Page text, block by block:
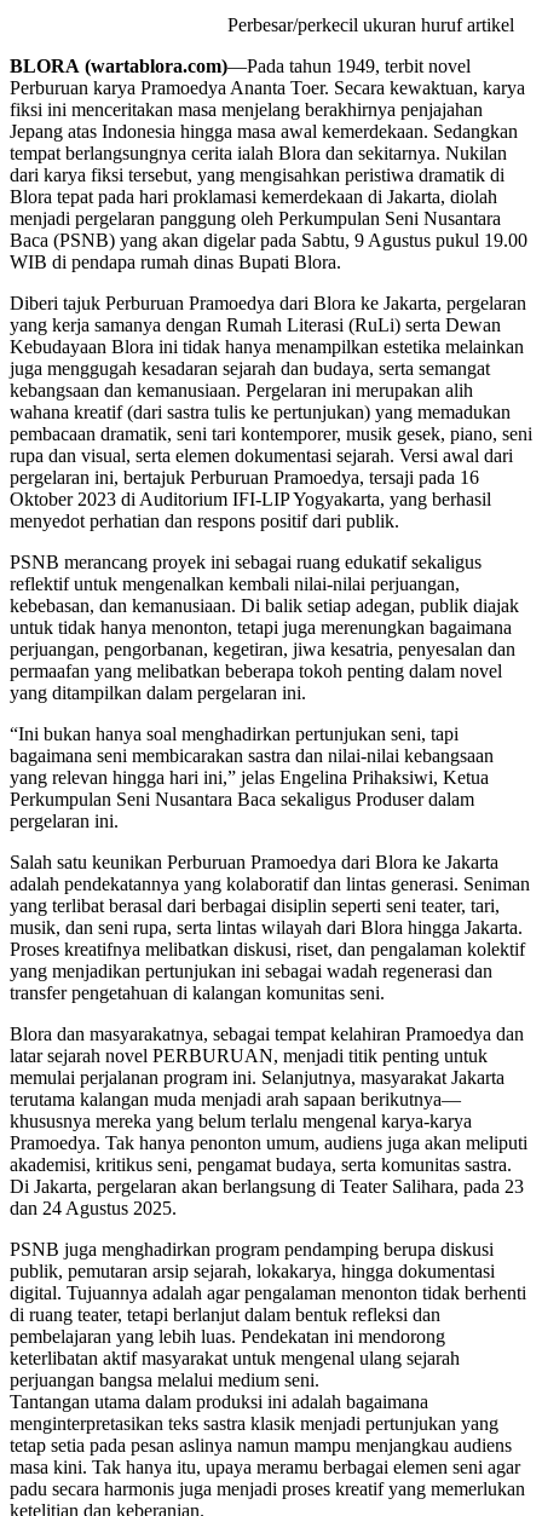
Perbesar/perkecil ukuran huruf artikel
BLORA (wartablora.com)—Pada tahun 1949, terbit novel
Perburuan karya Pramoedya Ananta Toer. Secara kewaktuan, karya
fiksi ini menceritakan masa menjelang berakhirnya penjajahan
Jepang atas Indonesia hingga masa awal kemerdekaan. Sedangkan
tempat berlangsungnya cerita ialah Blora dan sekitarnya. Nukilan
dari karya fiksi tersebut, yang mengisahkan peristiwa dramatik di
Blora tepat pada hari proklamasi kemerdekaan di Jakarta, diolah
menjadi pergelaran panggung oleh Perkumpulan Seni Nusantara
Baca (PSNB) yang akan digelar pada Sabtu, 9 Agustus pukul 19.00
WIB di pendapa rumah dinas Bupati Blora.
Diberi tajuk Perburuan Pramoedya dari Blora ke Jakarta, pergelaran
yang kerja samanya dengan Rumah Literasi (RuLi) serta Dewan
Kebudayaan Blora ini tidak hanya menampilkan estetika melainkan
juga menggugah kesadaran sejarah dan budaya, serta semangat
kebangsaan dan kemanusiaan. Pergelaran ini merupakan alih
wahana kreatif (dari sastra tulis ke pertunjukan) yang memadukan
pembacaan dramatik, seni tari kontemporer, musik gesek, piano, seni
rupa dan visual, serta elemen dokumentasi sejarah. Versi awal dari
pergelaran ini, bertajuk Perburuan Pramoedya, tersaji pada 16
Oktober 2023 di Auditorium IFI-LIP Yogyakarta, yang berhasil
menyedot perhatian dan respons positif dari publik.
PSNB merancang proyek ini sebagai ruang edukatif sekaligus
reflektif untuk mengenalkan kembali nilai-nilai perjuangan,
kebebasan, dan kemanusiaan. Di balik setiap adegan, publik diajak
untuk tidak hanya menonton, tetapi juga merenungkan bagaimana
perjuangan, pengorbanan, kegetiran, jiwa kesatria, penyesalan dan
permaafan yang melibatkan beberapa tokoh penting dalam novel
yang ditampilkan dalam pergelaran ini.
“Ini bukan hanya soal menghadirkan pertunjukan seni, tapi
bagaimana seni membicarakan sastra dan nilai-nilai kebangsaan
yang relevan hingga hari ini,” jelas Engelina Prihaksiwi, Ketua
Perkumpulan Seni Nusantara Baca sekaligus Produser dalam
pergelaran ini.
Salah satu keunikan Perburuan Pramoedya dari Blora ke Jakarta
adalah pendekatannya yang kolaboratif dan lintas generasi. Seniman
yang terlibat berasal dari berbagai disiplin seperti seni teater, tari,
musik, dan seni rupa, serta lintas wilayah dari Blora hingga Jakarta.
Proses kreatifnya melibatkan diskusi, riset, dan pengalaman kolektif
yang menjadikan pertunjukan ini sebagai wadah regenerasi dan
transfer pengetahuan di kalangan komunitas seni.
Blora dan masyarakatnya, sebagai tempat kelahiran Pramoedya dan
latar sejarah novel PERBURUAN, menjadi titik penting untuk
memulai perjalanan program ini. Selanjutnya, masyarakat Jakarta
terutama kalangan muda menjadi arah sapaan berikutnya—
khususnya mereka yang belum terlalu mengenal karya-karya
Pramoedya. Tak hanya penonton umum, audiens juga akan meliputi
akademisi, kritikus seni, pengamat budaya, serta komunitas sastra.
Di Jakarta, pergelaran akan berlangsung di Teater Salihara, pada 23
dan 24 Agustus 2025.
PSNB juga menghadirkan program pendamping berupa diskusi
publik, pemutaran arsip sejarah, lokakarya, hingga dokumentasi
digital. Tujuannya adalah agar pengalaman menonton tidak berhenti
di ruang teater, tetapi berlanjut dalam bentuk refleksi dan
pembelajaran yang lebih luas. Pendekatan ini mendorong
keterlibatan aktif masyarakat untuk mengenal ulang sejarah
perjuangan bangsa melalui medium seni.
Tantangan utama dalam produksi ini adalah bagaimana
menginterpretasikan teks sastra klasik menjadi pertunjukan yang
tetap setia pada pesan aslinya namun mampu menjangkau audiens
masa kini. Tak hanya itu, upaya meramu berbagai elemen seni agar
padu secara harmonis juga menjadi proses kreatif yang memerlukan
ketelitian dan keberanian.